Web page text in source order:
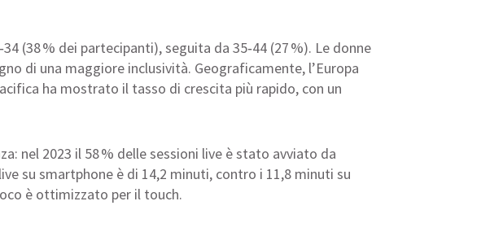
(38 % dei partecipanti), seguita da 35‑44 (27 %). Le donne
di una maggiore inclusività. Geograficamente, l’Europa
ha mostrato il tasso di crescita più rapido, con un
nel 2023 il 58 % delle sessioni live è stato avviato da
su smartphone è di 14,2 minuti, contro i 11,8 minuti su
è ottimizzato per il touch.